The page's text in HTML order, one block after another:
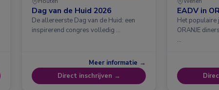
Dag van de Huid 2026
De allereerste Dag van de Huid: een
inspirerend congres volledig …
Meer informatie →
Direct inschrijven →
EADV in
Het populaire
ORANJE
…